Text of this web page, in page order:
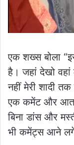
एक शख्स बोला
है। जहां देखो वहां
नहीं मेरी शादी
एक कमेंट और आता
बिना डांस और
भी कमेंट्स आने